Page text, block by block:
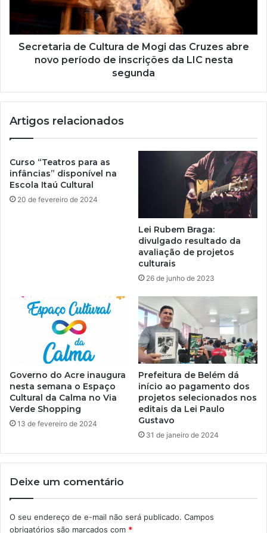
Secretaria de Cultura de Mogi das Cruzes abre
novo período de inscrições da LIC nesta
segunda
Artigos relacionados
Curso “Teatros para as
infâncias” disponível na
Escola Itaú Cultural
20 de fevereiro de 2024
Lei Rubem Braga:
divulgado resultado da
avaliação de projetos
culturais
26 de junho de 2023
Governo do Acre inaugura
nesta semana o Espaço
Cultural da Calma no Via
Verde Shopping
13 de fevereiro de 2024
Prefeitura de Belém dá
início ao pagamento dos
projetos selecionados nos
editais da Lei Paulo
Gustavo
31 de janeiro de 2024
Deixe um comentário
O seu endereço de e-mail não será publicado. Campos
obrigatórios são marcados com *